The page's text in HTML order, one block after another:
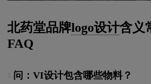
北药堂品牌logo设计含义
FAQ
问：VI设计包含哪些物料？